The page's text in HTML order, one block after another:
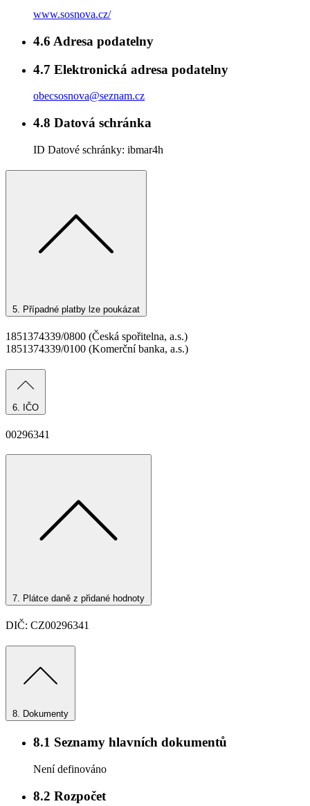
www.sosnova.cz/
4.6 Adresa podatelny
4.7 Elektronická adresa podatelny
obecsosnova@seznam.cz
4.8 Datová schránka
ID Datové schránky: ibmar4h
5. Případné platby lze poukázat
1851374339/0800 (Česká spořitelna, a.s.)
1851374339/0100 (Komerční banka, a.s.)
6. IČO
00296341
7. Plátce daně z přidané hodnoty
DIČ: CZ00296341
8. Dokumenty
8.1 Seznamy hlavních dokumentů
Není definováno
8.2 Rozpočet